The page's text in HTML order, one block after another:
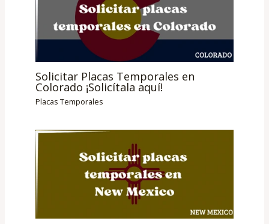
Solicitar Placas Temporales en
Colorado ¡Solicítala aquí!
Placas Temporales